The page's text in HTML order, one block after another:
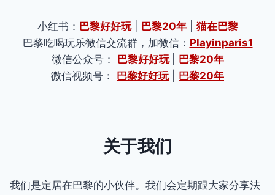
小红书： 巴黎好好玩| 巴黎20年| 猫在巴黎
巴黎吃喝玩乐微信交流群，加微信： Playinparis1
微信公众号： 巴黎好好玩
巴黎20年
微信视频号： 巴黎好好玩| 巴黎20年
关于我们
我们是定居在巴黎的小伙伴。我们会定期跟大家分享法